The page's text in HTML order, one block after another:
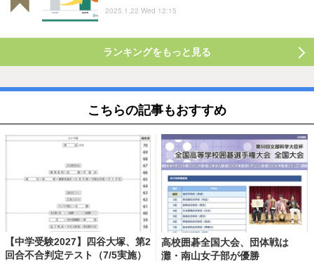
2025.1.22 Wed 12:15
ランキングをもっと見る
こちらの記事もおすすめ
【中学受験2027】四谷大塚、第2
回合不合判定テスト（7/5実施）
高校囲碁全国大会、団体戦は
灘・南山女子部が優勝